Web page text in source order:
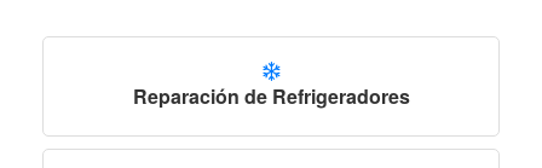
Reparación de Refrigeradores